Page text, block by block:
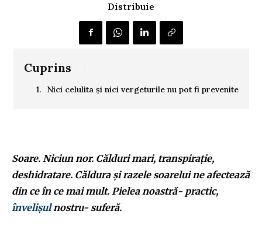
Distribuie
Cuprins
Nici celulita și nici vergeturile nu pot fi prevenite
Soare. Niciun nor. Călduri mari, transpirație,
deshidratare. Căldura și razele soarelui ne afectează
din ce în ce mai mult. Pielea noastră- practic,
învelișulnostru- suferă.